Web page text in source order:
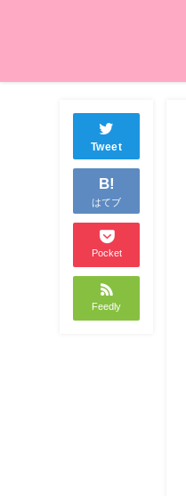
Tweet
B!
はてブ
Pocket
Feedly